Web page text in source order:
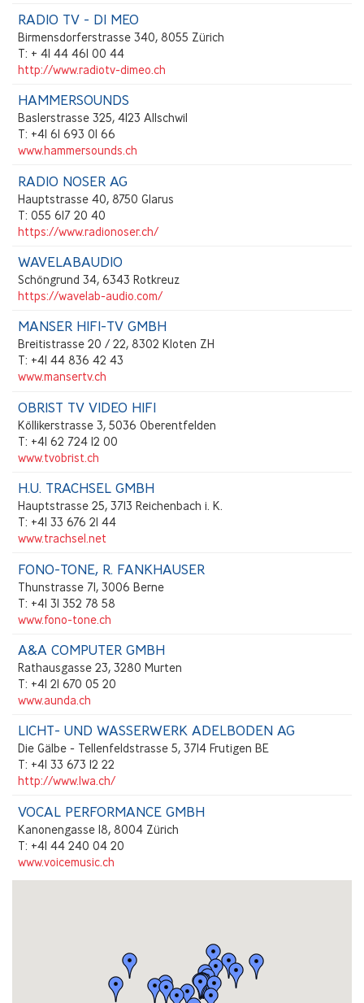
RADIO TV - DI MEO
Birmensdorferstrasse 340, 8055 Zürich
T: + 41 44 461 00 44
http://www.radiotv-dimeo.ch
HAMMERSOUNDS
Baslerstrasse 325, 4123 Allschwil
T: +41 61 693 01 66
www.hammersounds.ch
RADIO NOSER AG
Hauptstrasse 40, 8750 Glarus
T: 055 617 20 40
https://www.radionoser.ch/
WAVELABAUDIO
Schöngrund 34, 6343 Rotkreuz
https://wavelab-audio.com/
MANSER HIFI-TV GMBH
Breitistrasse 20 / 22, 8302 Kloten ZH
T: +41 44 836 42 43
www.mansertv.ch
OBRIST TV VIDEO HIFI
Köllikerstrasse 3, 5036 Oberentfelden
T: +41 62 724 12 00
www.tvobrist.ch
H.U. TRACHSEL GMBH
Hauptstrasse 25, 3713 Reichenbach i. K.
T: +41 33 676 21 44
www.trachsel.net
FONO-TONE, R. FANKHAUSER
Thunstrasse 71, 3006 Berne
T: +41 31 352 78 58
www.fono-tone.ch
A&A COMPUTER GMBH
Rathausgasse 23, 3280 Murten
T: +41 21 670 05 20
www.aunda.ch
LICHT- UND WASSERWERK ADELBODEN AG
Die Gälbe - Tellenfeldstrasse 5, 3714 Frutigen BE
T: +41 33 673 12 22
http://www.lwa.ch/
VOCAL PERFORMANCE GMBH
Kanonengasse 18, 8004 Zürich
T: +41 44 240 04 20
www.voicemusic.ch